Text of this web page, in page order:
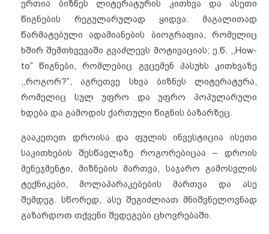
ერთია ბიზნეს ლიტერატურის კითხვა და ასეთი
წიგნების რეგულარულად ყიდვა. მაგალითად
წარმატებული ადამიანების ბიოგრაფია, რომელიც
ხშირ შემთხვევაში გვაძლევს მოტივაციას; ე.წ. ,,How-
to” წიგნები, რომლებიც გვცემენ პასუხს კითხვაზე
,,როგორ?”, აგრეთვე სხვა ბიზნეს ლიტერატურა,
რომელიც სულ უფრო და უფრო პოპულარული
ხდება და გამოდის ქართული წიგნის ბაზარზეც.
გააკეთეთ დროისა და ფულის ინვესტიცია ისეთი
საკითხების შესწავლაზე როგორებიცაა – დროის
მენეჯმენტი, მიზნების მართვა, საჯარო გამოსვლის
ტექნიკები, მოლაპარაკებების მართვა და ასე
შემდეგ. სწორედ, ასე შეგიძლიათ მნიშვნელოვნად
გაზარდოთ თქვენი შედეგები ცხოვრებაში.